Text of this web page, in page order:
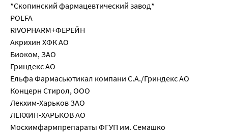
*Скопинский фармацевтический завод*
POLFA
RIVOPHARM+ФЕРЕЙН
Акрихин ХФК АО
Биоком, ЗАО
Гриндекс АО
Ельфа Фармасьютикал компани С.А./Гриндекс АО
Концерн Стирол, ООО
Лекхим-Харьков ЗАО
ЛЕКХИН-ХАРЬКОВ АО
Мосхимфармпрепараты ФГУП им. Семашко